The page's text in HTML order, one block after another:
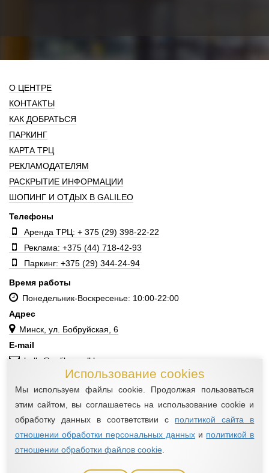
О ЦЕНТРЕ
КОНТАКТЫ
КАК ДОБРАТЬСЯ
ПАРКИНГ
КАРТА ТРЦ
РЕКЛАМОДАТЕЛЯМ
РАСКРЫТИЕ ИНФОРМАЦИИ
ШОПИНГ И ОТДЫХ В GALILEO
Телефоны
Аренда ТРЦ: + 375 (29) 398-22-22
Реклама: +375 (44) 718-42-93
Паркинг: +375 (29) 344-24-94
Время работы
Понедельник-Воскресенье: 10:00-22:00
Адрес
Минск, ул. Бобруйская, 6
E-mail
hello@galileomall.by
©ИООО «Миатон», 2016—2026
Все права защищены
НАСТРОЙКА СБОРА COOKIE
Использование cookies
Мы используем файлы cookie. Продолжая пользоваться
этим сайтом, вы соглашаетесь на использование cookie и
обработку данных в соответствии с политикой сайта в
отношении обработки персональных данных и политикой в
отношении обработки файлов cookie.